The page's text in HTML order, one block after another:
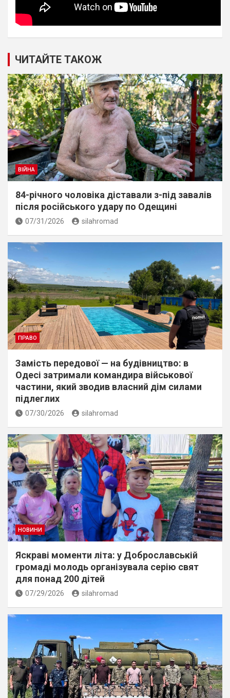
ЧИТАЙТЕ ТАКОЖ
ВІЙНА
84-річного чоловіка діставали з-під завалів
пiсля росiйського удару по Одещині
07/31/2026 silahromad
ПРАВО
Замість передової — на будівництво: в
Одесі затримали командира військової
частини, який зводив власний дім силами
підлеглих
07/30/2026 silahromad
НОВИНИ
Яскраві моменти літа: у Доброславській
громаді молодь організувала серію свят
для понад 200 дітей
07/29/2026 silahromad